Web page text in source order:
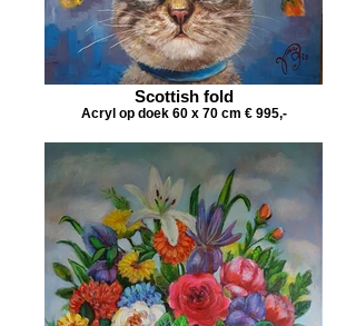
Scottish fold
Acryl op doek 60 x 70 cm € 995,-